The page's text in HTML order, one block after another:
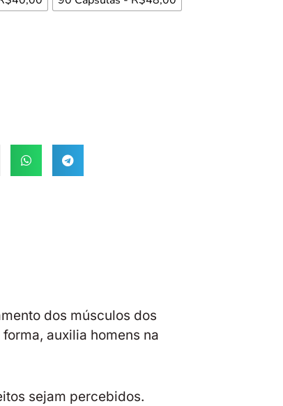
dos músculos dos
auxilia homens na
sejam percebidos.